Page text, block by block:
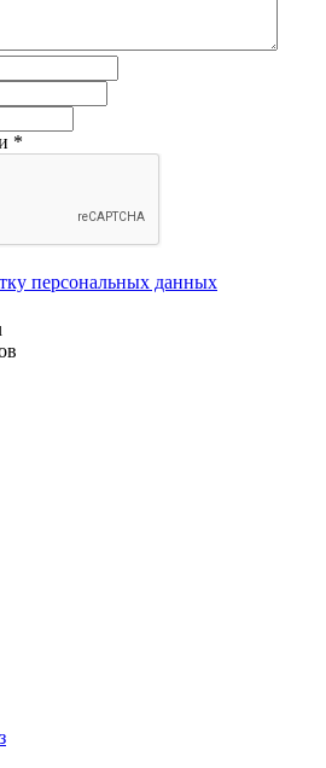
*
персональных данных